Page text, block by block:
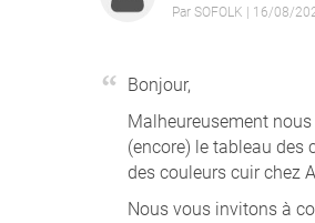
Par SOFOLK | 16/08/
Bonjour,
Malheureusement
(encore) le tableau des
des couleurs cuir chez
Nous vous invitons à